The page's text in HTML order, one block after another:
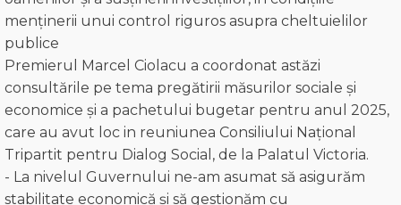
menținerii unui control riguros asupra cheltuielilor
publice
Premierul Marcel Ciolacu a coordonat astăzi
consultările pe tema pregătirii măsurilor sociale și
economice și a pachetului bugetar pentru anul 2025,
care au avut loc in reuniunea Consiliului Național
Tripartit pentru Dialog Social, de la Palatul Victoria.
- La nivelul Guvernului ne-am asumat să asigurăm
stabilitate economică și să gestionăm cu